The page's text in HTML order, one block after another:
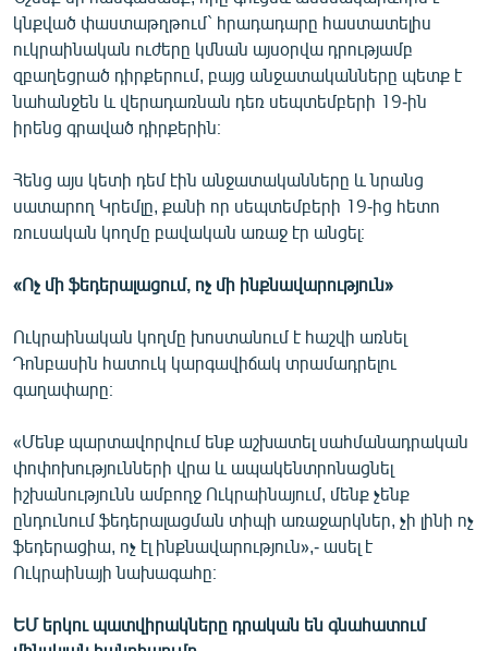
կնքված փաստաթղթում` հրադադարը հաստատելիս
ուկրաինական ուժերը կմնան այսօրվա դրությամբ
զբաղեցրած դիրքերում, բայց անջատականները պետք է
նահանջեն և վերադառնան դեռ սեպտեմբերի 19-ին
իրենց գրաված դիրքերին։
Հենց այս կետի դեմ էին անջատականները և նրանց
սատարող Կրեմլը, քանի որ սեպտեմբերի 19-ից հետո
ռուսական կողմը բավական առաջ էր անցել։
«Ոչ մի ֆեդերալացում, ոչ մի ինքնավարություն»
Ուկրաինական կողմը խոստանում է հաշվի առնել
Դոնբասին հատուկ կարգավիճակ տրամադրելու
գաղափարը։
«Մենք պարտավորվում ենք աշխատել սահմանադրական
փոփոխությունների վրա և ապակենտրոնացնել
իշխանությունն ամբողջ Ուկրաինայում, մենք չենք
ընդունում ֆեդերալացման տիպի առաջարկներ, չի լինի ոչ
ֆեդերացիա, ոչ էլ ինքնավարություն»,- ասել է
Ուկրաինայի նախագահը։
ԵՄ երկու պատվիրակները դրական են գնահատում